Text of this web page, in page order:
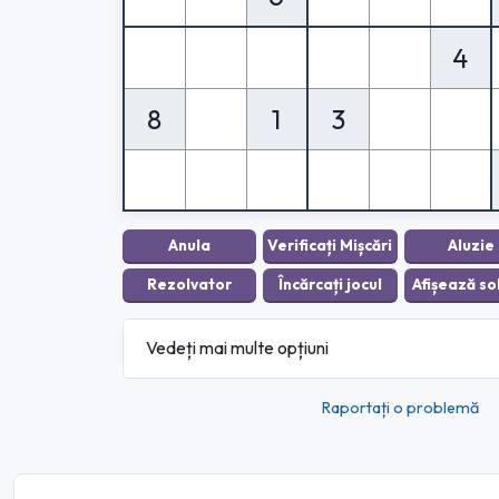
4
8
1 3
Vedeți mai multe opțiuni
Raportați o problemă